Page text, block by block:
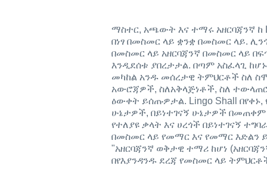
ማስተር, አጫውት እና ተማሩ አዘርባጃንኛ ከ
በነፃ በመስመር ላይ ቋንቋ በመስመር ላይ.
በመስመር ላይ አዘርባጃንኛ በመስመር ላይ
እንዲደሰቱ ያበረታታል. በጣም አስፈላጊ
መካከል አንዱ መሰረታዊ ትምህርቶች ስለ
አውሮጃዎች, ስለአቅላጅነቶች, ስለ
ዕውቀት ይሰጡዎታል. Lingo Shall
ሁኔታዎች, በይነተገናኝ ሁኔታዎች
የተለያዩ ቃላት እና ሀረጎች በይነተገናኝ
በመስመር ላይ የመማር እና የመማር እድልን
"አዘርባጃንኛ ወቅታዊ ተማሪ ከሆነ
በየእያንዳንዱ ደረጃ የመስመር ላይ